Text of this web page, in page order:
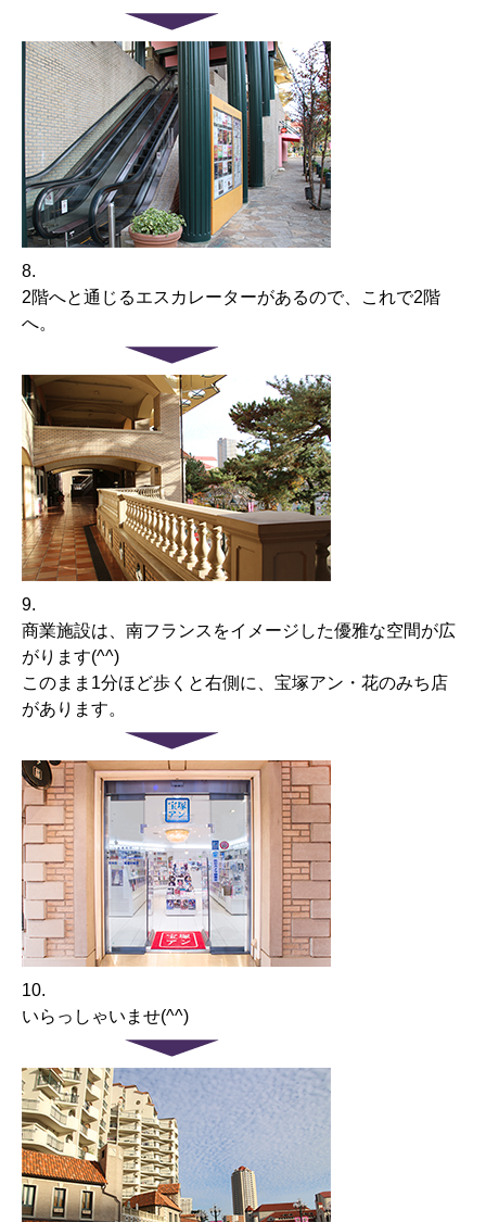
8.
2階へと通じるエスカレーターがあるので、これで2階
へ。
9.
商業施設は、南フランスをイメージした優雅な空間が広
がります(^^)
このまま1分ほど歩くと右側に、宝塚アン・花のみち店
があります。
10.
いらっしゃいませ(^^)